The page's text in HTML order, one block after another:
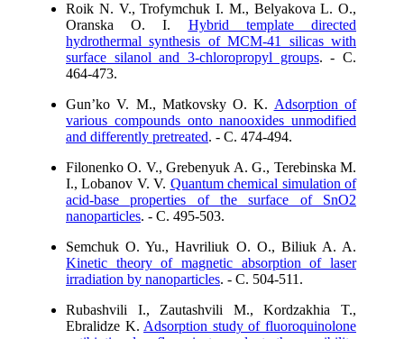
Roik N. V., Trofymchuk I. M., Belyakova L. O.,
Oranska O. I. Hybrid template directed
hydrothermal synthesis of MCM-41 silicas with
surface silanol and 3-chloropropyl groups. - C.
464-473.
Gun’ko V. M., Matkovsky O. K. Adsorption of
various compounds onto nanooxides unmodified
and differently pretreated. - C. 474-494.
Filonenko O. V., Grebenyuk A. G., Terebinska M.
I., Lobanov V. V. Quantum chemical simulation of
acid-base properties of the surface of SnO2
nanoparticles. - C. 495-503.
Semchuk O. Yu., Havriliuk O. O., Biliuk A. A.
Kinetic theory of magnetic absorption of laser
irradiation by nanoparticles. - C. 504-511.
Rubashvili I., Zautashvili M., Kordzakhia T.,
Ebralidze K. Adsorption study of fluoroquinolone